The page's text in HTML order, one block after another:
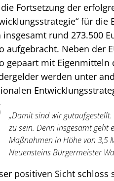
Fortsetzung der
für
insgesamt rund 273.500
aufgebracht. Neben der
gepaart mit Eigenmitteln
werden unter
„Damit sind wir
zu sein. Denn insgesamt geht
Maßnahmen in Höhe von 3,5
Neuensteins Bürgermeister
positiven Sicht schloss